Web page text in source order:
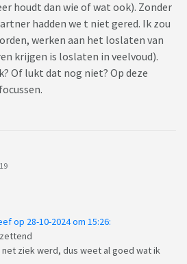
houdt dan wie of wat ook). Zonder
hadden we t niet gered. Ik zou
werken aan het loslaten van
krijgen is loslaten in veelvoud).
Of lukt dat nog niet? Op deze
op 28-10-2024 om 15:26:
ziek werd, dus weet al goed wat ik